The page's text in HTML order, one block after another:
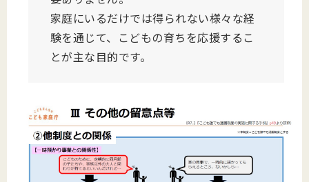
家庭にいるだけでは得られない様々な経
験を通じて、 こどもの育ちを応援するこ
とが主な目的です。